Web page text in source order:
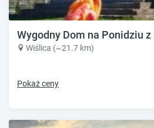
Wygodny Dom na Ponidziu z
Wiślica (~21.7 km)
Pokaż ceny